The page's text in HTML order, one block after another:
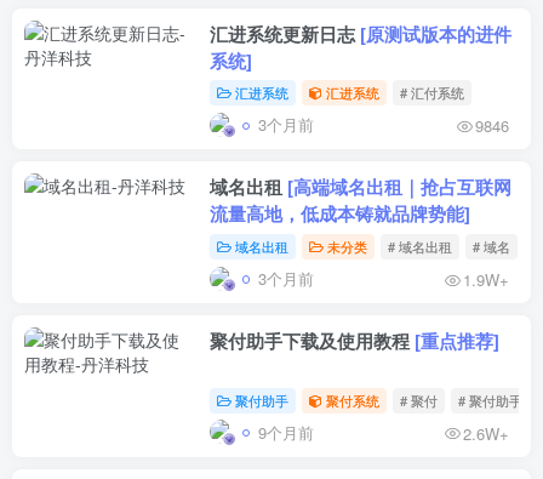
汇进系统更新日志[原测试版本的进件
系统]
汇进系统 汇进系统 # 汇付系统
3个月前 9846
域名出租 [高端域名出租｜抢占互联网
流量高地，低成本铸就品牌势能]
域名出租 未分类 # 域名出租 # 域名
3个月前 1.9W+
聚付助手下载及使用教程 [重点推荐]
聚付助手 聚付系统 # 聚付 # 聚付助手
9个月前 2.6W+